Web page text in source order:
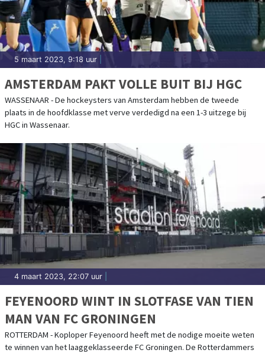
5 maart 2023, 9:18 uur
AMSTERDAM PAKT VOLLE BUIT BIJ HGC
WASSENAAR - De hockeysters van Amsterdam hebben de tweede
plaats in de hoofdklasse met verve verdedigd na een 1-3 uitzege bij
HGC in Wassenaar.
4 maart 2023, 22:07 uur
FEYENOORD WINT IN SLOTFASE VAN TIEN
MAN VAN FC GRONINGEN
ROTTERDAM - Koploper Feyenoord heeft met de nodige moeite weten
te winnen van het laaggeklasseerde FC Groningen. De Rotterdammers